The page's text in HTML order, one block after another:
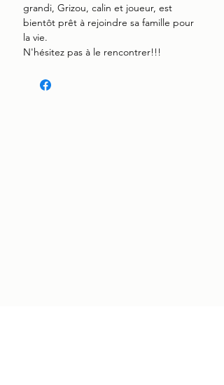
grandi, Grizou, calin et joueur, est
bientôt prêt à rejoindre sa famille pour
la vie.
N'hésitez pas à le rencontrer!!!